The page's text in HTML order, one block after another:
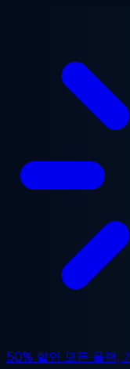
50% 할인 모든 플랜,